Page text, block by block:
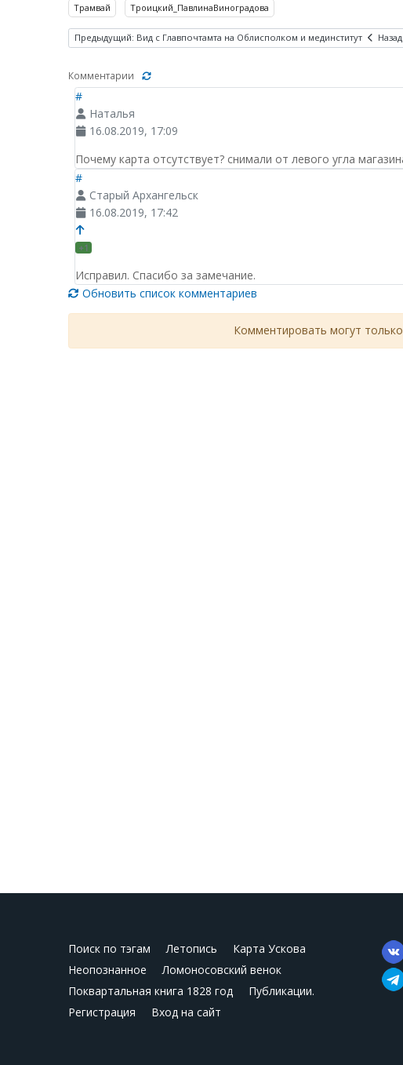
Трамвай Троицкий_ПавлинаВиноградова
Предыдущий: Вид с Главпочтамта на Облисполком и мединститут Назад
Комментарии
#
Наталья
16.08.2019, 17:09
Почему карта отсутствует? снимали от левого угла
#
Старый Архангельск
16.08.2019, 17:42
+1
Исправил. Спасибо за замечание.
Обновить список комментариев
Комментировать могут
Поиск по тэгам Летопись
Карта Ускова
Неопознанное
Ломоносовский венок
Поквартальная книга 1828 год
Публикации.
Регистрация
Вход на сайт